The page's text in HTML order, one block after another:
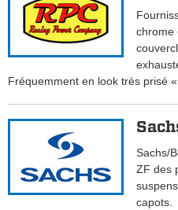
chrome
Fréquemment en look très prisé «
Sachs/
ZF des
capots.